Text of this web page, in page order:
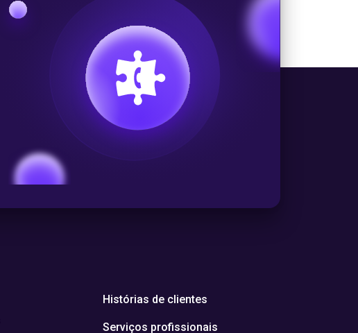
Histórias de clientes
Serviços profissionais